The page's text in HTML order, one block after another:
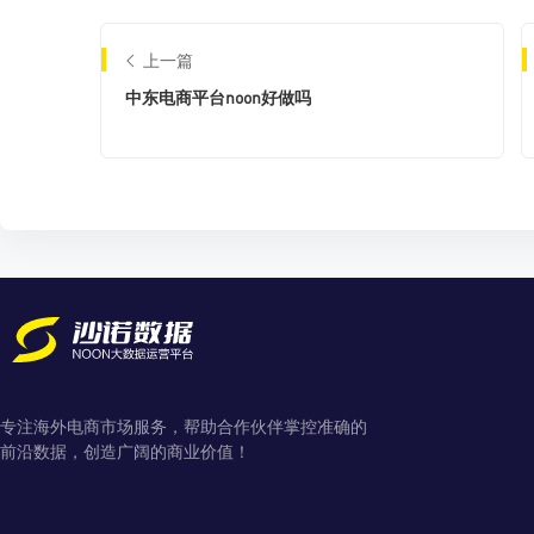
上一篇
中东电商平台noon好做吗
专注海外电商市场服务，帮助合作伙伴掌控准确的
前沿数据，创造广阔的商业价值！